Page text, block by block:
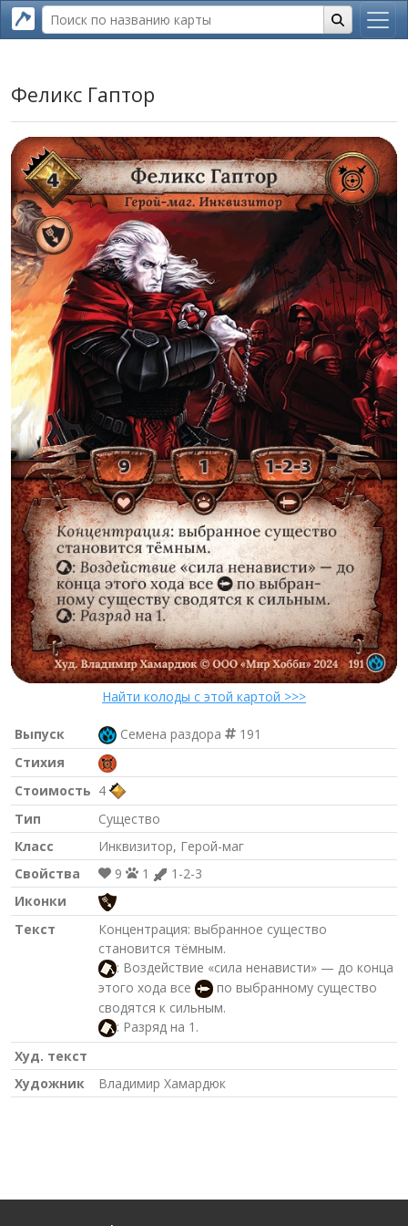
Феликс Гаптор
Найти колоды с этой картой >>>
Выпуск Семена раздора
191
Стихия
Стоимость 4
Тип
Существо
Класс
Инквизитор, Герой-маг
Свойства
9 1
1-2-3
Иконки
Текст
Концентрация: выбранное существо
становится тёмным.
: Воздействие «сила ненависти» — до конца
этого хода все
по выбранному существо
сводятся к сильным.
: Разряд на 1.
Худ. текст
Художник
Владимир Хамардюк